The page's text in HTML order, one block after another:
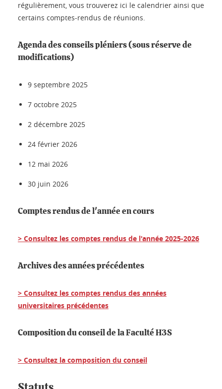
régulièrement, vous trouverez ici le calendrier ainsi que
certains comptes-rendus de réunions.
Agenda des conseils pléniers (sous réserve de
modifications)
9 septembre 2025
7 octobre 2025
2 décembre 2025
24 février 2026
12 mai 2026
30 juin 2026
Comptes rendus de l'année en cours
> Consultez les comptes rendus de l'année 2025-2026
Archives des années précédentes
> Consultez les comptes rendus des années
universitaires précédentes
Composition du conseil de la Faculté H3S
> Consultez la composition du conseil